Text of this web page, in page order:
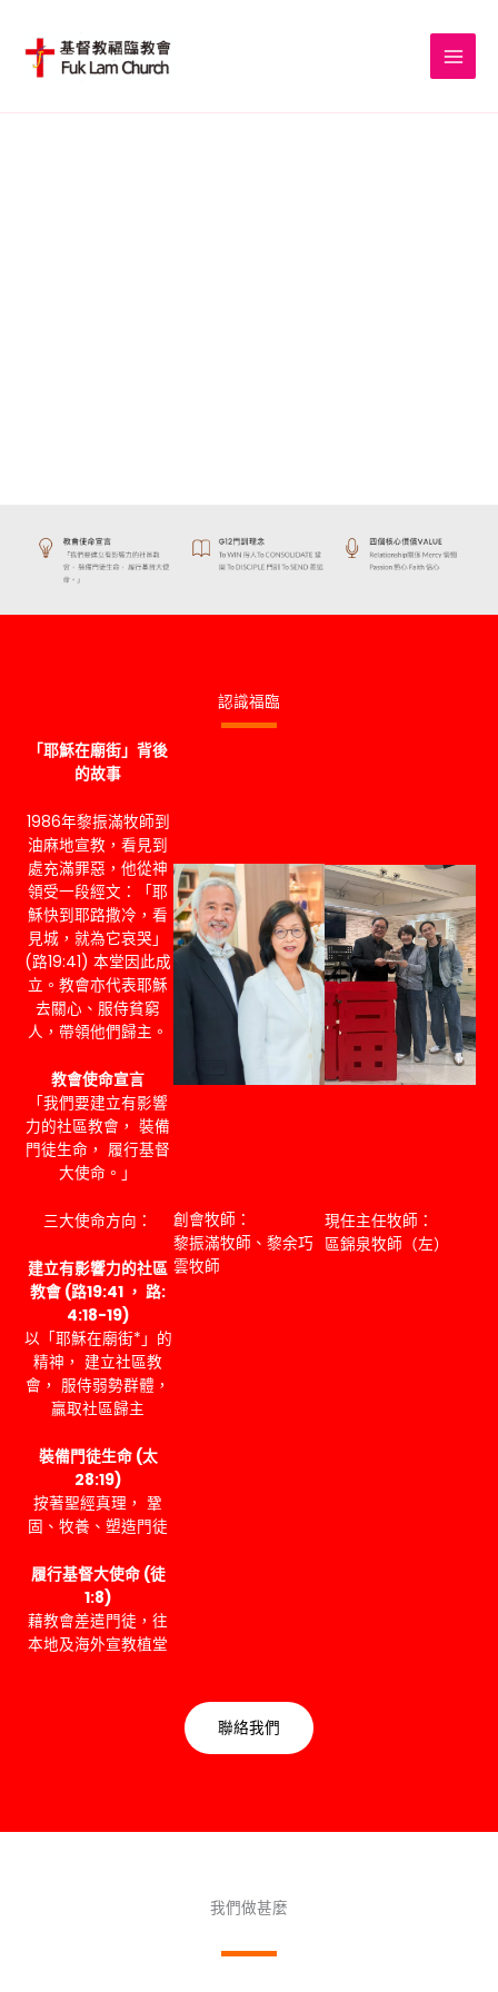
content
認識福臨
「耶穌在廟街」背後
的故事
1986年黎振滿牧師到
油麻地宣教，看見到
處充滿罪惡，他從神
領受一段經文：「耶
穌快到耶路撒冷，看
見城，就為它哀哭」
(路19:41) 本堂因此成
立。教會亦代表耶穌
去關心、服侍貧窮
人，帶領他們歸主。
教會使命宣言
「我們要建立有影響
力的社區教會， 裝備
門徒生命， 履行基督
大使命。」
三大使命方向：
建立有影響力的社區
教會 (路19:41 ， 路:
4:18-19)
以「耶穌在廟街*」的
精神， 建立社區教
會， 服侍弱勢群體，
贏取社區歸主
裝備門徒生命 (太
28:19)
按著聖經真理， 鞏
固、牧養、塑造門徒
履行基督大使命 (徒
1:8)
藉教會差遣門徒，往
本地及海外宣教植堂
創會牧師：
黎振滿牧師、黎余巧
雲牧師
現任主任牧師：
區錦泉牧師（左）
聯絡我們
我們做甚麼